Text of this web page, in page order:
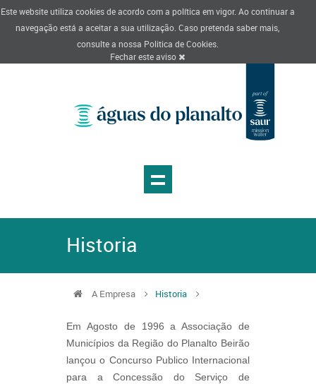
Este website utiliza cookies de acordo com a política em vigor. Ao continuar a
navegação está a aceitar a sua utilização. Caso pretenda saber mais,
consulte a nossa Politica de Cookies.
Fechar este aviso
Historia
A Empresa Historia
Em Agosto de 1996 a Associação de
Municípios da Região do Planalto Beirão
lançou o Concurso Publico Internacional
para a Concessão do Serviço de